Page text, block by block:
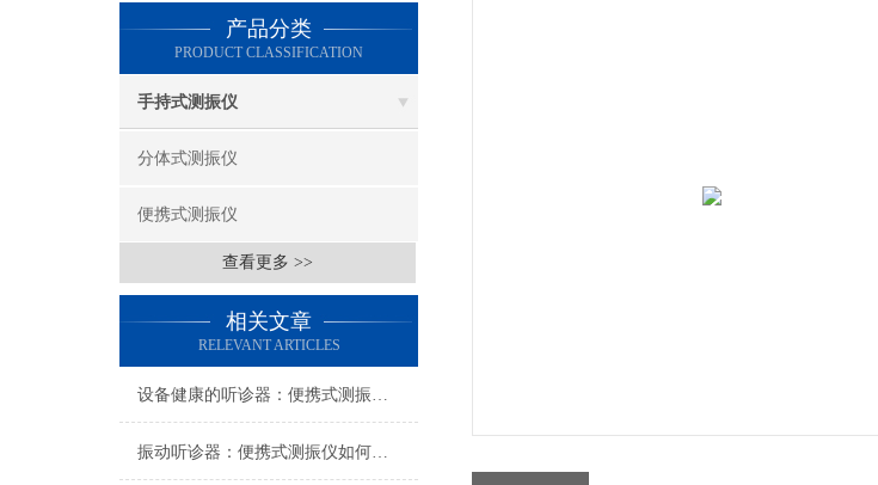
产品分类
PRODUCT CLASSIFICATION
手持式测振仪
分体式测振仪
便携式测振仪
查看更多 >>
相关文章
RELEVANT ARTICLES
设备健康的听诊器：便携式测振仪选购指南
振动听诊器：便携式测振仪如何为设备健康与预测性维护赋能？